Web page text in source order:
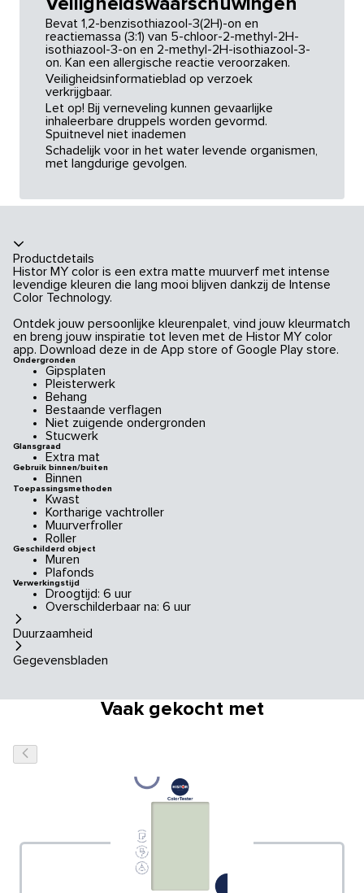
Bevat 1,2-benzisothiazool-3(2H)-on en
reactiemassa (3:1) van 5-chloor-2-methyl-2H-
isothiazool-3-on en 2-methyl-2H-isothiazool-3-
on. Kan een allergische reactie veroorzaken.
Veiligheidsinformatieblad op verzoek
verkrijgbaar.
Let op! Bij verneveling kunnen gevaarlijke
inhaleerbare druppels worden gevormd.
Spuitnevel niet inademen
Schadelijk voor in het water levende organismen,
met langdurige gevolgen.
Productdetails
Histor MY color is een extra matte muurverf met intense
levendige kleuren die lang mooi blijven dankzij de Intense
Color Technology.
Ontdek jouw persoonlijke kleurenpalet, vind jouw kleurmatch
en breng jouw inspiratie tot leven met de Histor MY color
app. Download deze in de App store of Google Play store.
Ondergronden
Gipsplaten
Pleisterwerk
Behang
Bestaande verflagen
Niet zuigende ondergronden
Stucwerk
Glansgraad
Extra mat
Gebruik binnen/buiten
Binnen
Toepassingsmethoden
Kwast
Kortharige vachtroller
Muurverfroller
Roller
Geschilderd object
Muren
Plafonds
Verwerkingstijd
Droogtijd: 6 uur
Overschilderbaar na: 6 uur
Duurzaamheid
Gegevensbladen
Vaak gekocht met